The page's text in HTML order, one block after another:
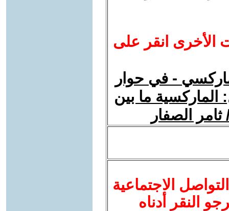
الأخرى انقر على
- في حوار
الماركسية ما بين
الصفار
الاجتماعية
النقر أدناه